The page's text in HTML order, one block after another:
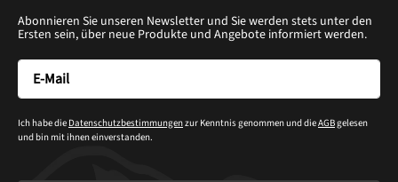
Abonnieren Sie unseren Newsletter und Sie werden stets unter den
Ersten sein, über neue Produkte und Angebote informiert werden.
Ich habe die Datenschutzbestimmungenzur Kenntnis genommen und dieAGBgelesen
und bin mit ihnen einverstanden.